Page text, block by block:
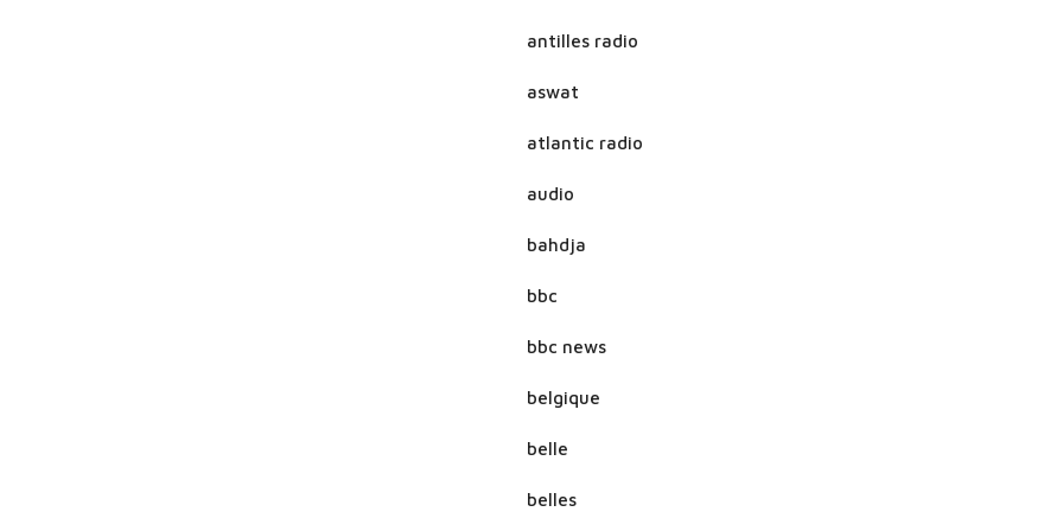
antilles radio
aswat
atlantic radio
audio
bahdja
bbc
bbc news
belgique
belle
belles